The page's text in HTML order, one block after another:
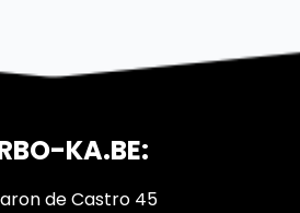
KA.BE:
de Castro 45